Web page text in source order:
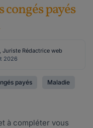
payés
, Juriste Rédactrice web
2026
payés Maladie
à compléter vous